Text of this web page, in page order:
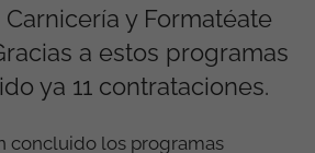
y Formatéate
a estos programas
ya 11 contrataciones.
concluido los programas